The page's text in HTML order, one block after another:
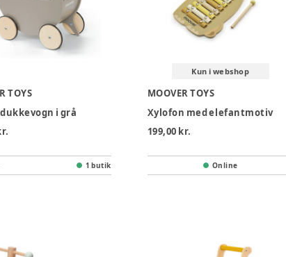
TOYS
i grå
1 butik
Kun i webshop
MOOVER TOYS
Xylofon med elefantmotiv
199,00 kr.
Online